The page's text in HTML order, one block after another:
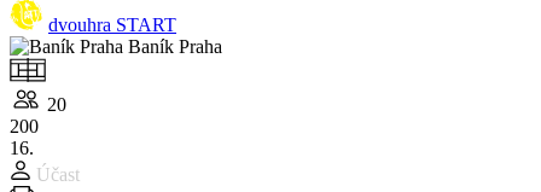
dvouhra START
Baník Praha
20
200
16.
Účast